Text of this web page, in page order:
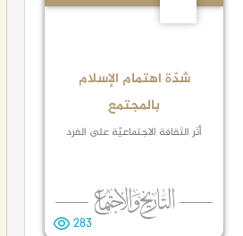
شدّة اهتمام الإسلام
بالمجتمع
أثر الثقافة الاجتماعيّة على الفرد
283